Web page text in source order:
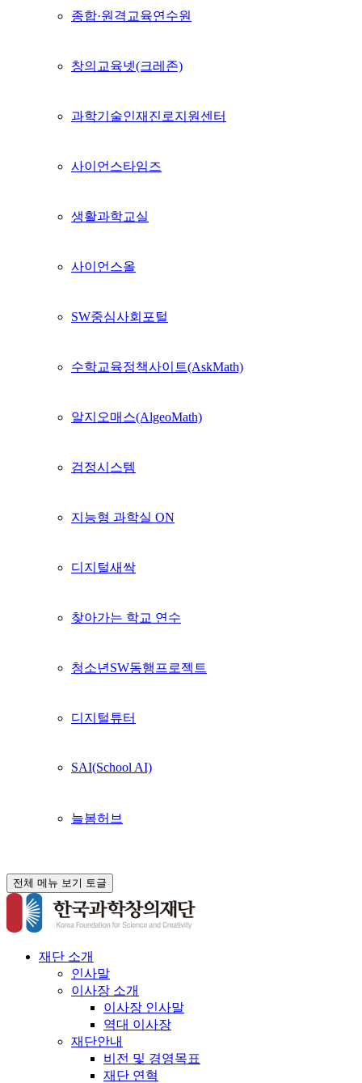
종합·원격교육연수원
창의교육넷(크레존)
과학기술인재진로지원센터
사이언스타임즈
생활과학교실
사이언스올
SW중심사회포털
수학교육정책사이트(AskMath)
알지오매스(AlgeoMath)
검정시스템
지능형 과학실 ON
디지털새싹
찾아가는 학교 연수
청소년SW동행프로젝트
디지털튜터
SAI(School AI)
늘봄허브
전체 메뉴 보기 토글
재단 소개
인사말
이사장 소개
이사장 인사말
역대 이사장
재단안내
비전 및 경영목표
재단 연혁